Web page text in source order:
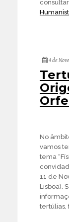
4 de
No
vamos
tema
11 de
Lisboa).
tertúlias,